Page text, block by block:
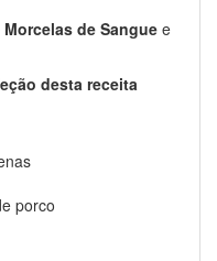
de Sangue e
desta receita
porco